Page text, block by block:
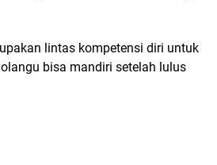
lintas kompetensi diri untuk
bisa mandiri setelah lulus